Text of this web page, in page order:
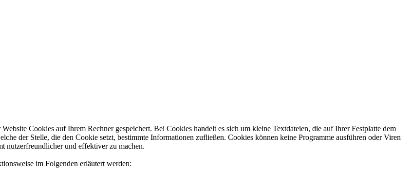
Cookies auf Ihrem Rechner gespeichert. Bei Cookies handelt es sich um kleine Textdateien, die auf Ihrer Festplatte dem
der Stelle, die den Cookie setzt, bestimmte Informationen zufließen. Cookies können keine Programme ausführen oder Viren
nutzerfreundlicher und effektiver zu machen.
im Folgenden erläutert werden: